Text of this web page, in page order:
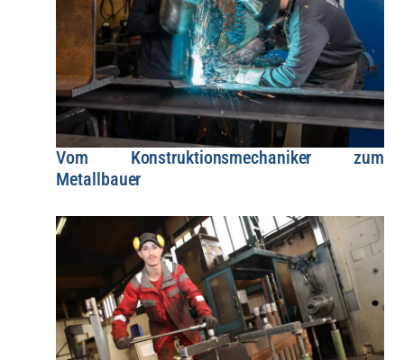
Vom Konstruktionsmechaniker zum
Metallbauer